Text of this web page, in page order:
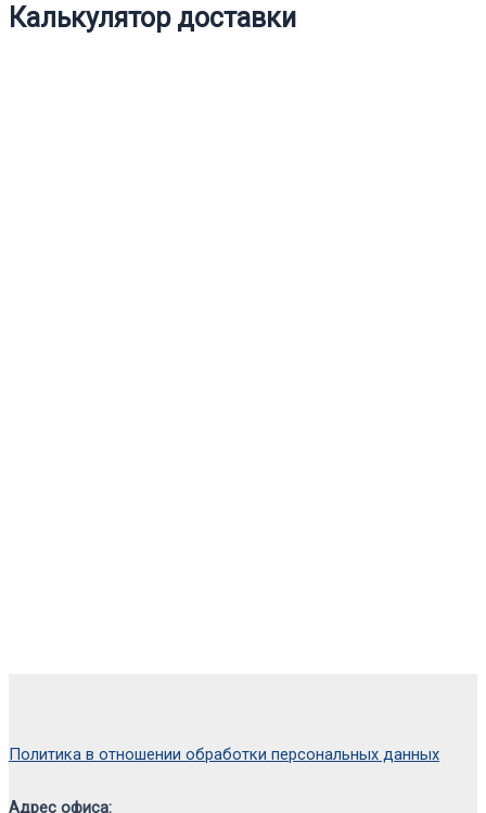
Калькулятор доставки
Политика в отношении обработки персональных данных
Адрес офиса: